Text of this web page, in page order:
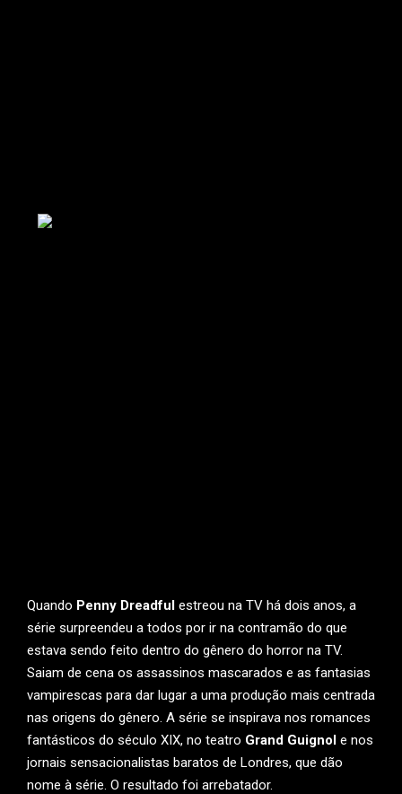
Quando Penny Dreadful estreou na TV há dois anos, a
série surpreendeu a todos por ir na contramão do que
estava sendo feito dentro do gênero do horror na TV.
Saiam de cena os assassinos mascarados e as fantasias
vampirescas para dar lugar a uma produção mais centrada
nas origens do gênero. A série se inspirava nos romances
fantásticos do século XIX, no teatro Grand Guignol e nos
jornais sensacionalistas baratos de Londres, que dão
nome à série. O resultado foi arrebatador.